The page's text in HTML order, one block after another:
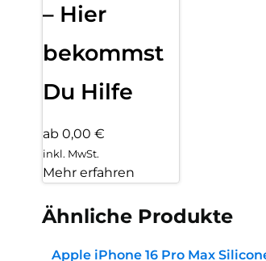
– Hier
bekommst
Du Hilfe
ab 0,00 €
inkl. MwSt.
Mehr erfahren
Ähnliche Produkte
Apple iPhone 16 Pro Max